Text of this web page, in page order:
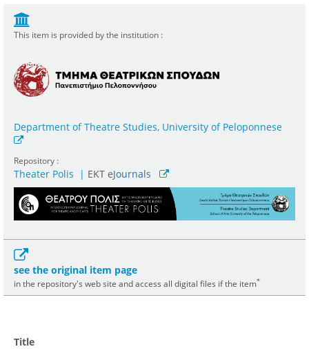
This item is provided by the institution :
Department of Theatre Studies, University of Peloponnese
Repository :
Theater Polis | ΕΚΤ eJournals
see the original item page
in the repository's web site and access all digital files if the item*
Title